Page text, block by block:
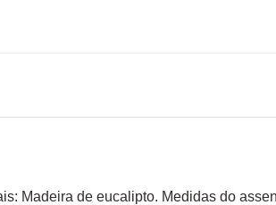
Madeira de eucalipto. Medidas do